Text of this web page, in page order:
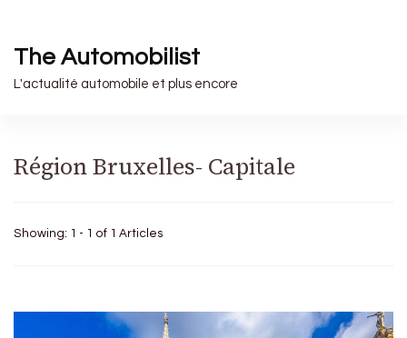
The Automobilist
L'actualité automobile et plus encore
Région Bruxelles- Capitale
Showing: 1 - 1 of 1 Articles